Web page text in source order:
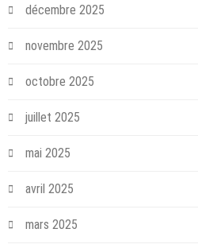
décembre 2025
novembre 2025
octobre 2025
juillet 2025
mai 2025
avril 2025
mars 2025